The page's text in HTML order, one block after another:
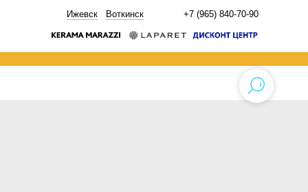
+7 (965) 840-70-90
Ижевск Воткинск